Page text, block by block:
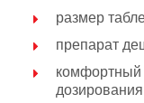
размер
препарат
комфортный